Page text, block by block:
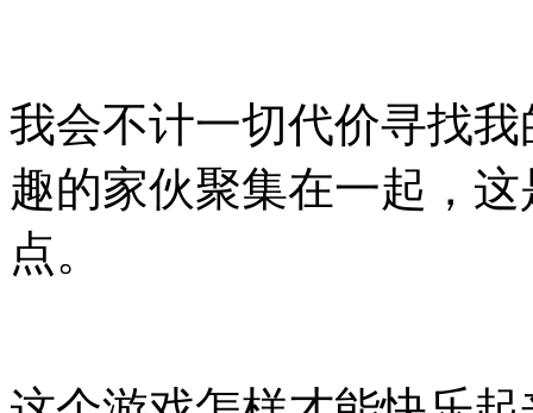
我会不计一切代价寻找
趣的家伙聚集在一起，
点。